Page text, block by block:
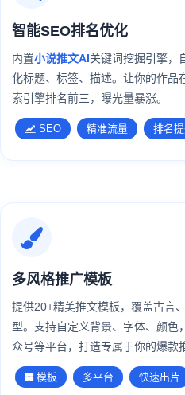
智能SEO排名优化
内置小说推文AI关键词挖掘引擎，
化标题、标签、描述。让你的作品
索引擎排名前三，曝光量暴涨。
SEO 精准流量 排名
多风格推广模板
提供20+精美推文模板，覆盖古言
型。支持自定义背景、字体、颜色
众号等平台，打造专属于你的爆款
模板 多平台 快速出片